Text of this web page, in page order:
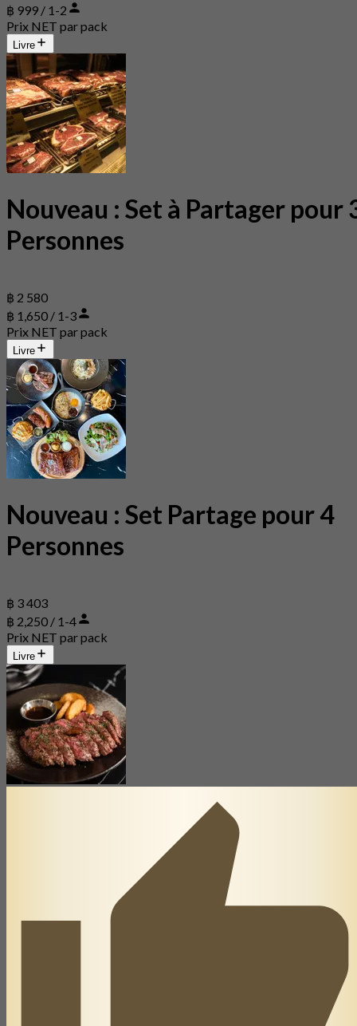
฿ 999 / 1-2
Prix NET par pack
Livre
Nouveau : Set à Partager pour
Personnes
฿ 2 580
฿ 1,650 / 1-3
Prix NET par pack
Livre
Nouveau : Set Partage pour 4
Personnes
฿ 3 403
฿ 2,250 / 1-4
Prix NET par pack
Livre